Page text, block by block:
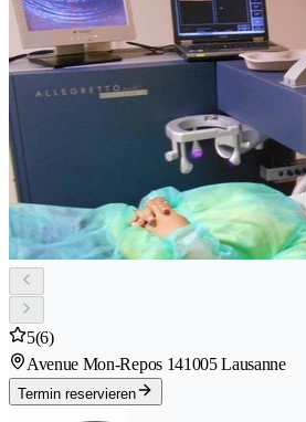
5(6)
Avenue Mon-Repos 141005 Lausanne
Termin reservieren